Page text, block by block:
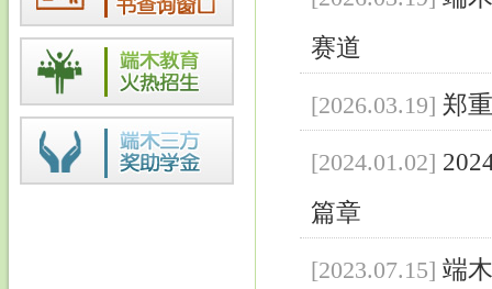
赛道
[2026.03.19] 郑
[2024.01.02]
篇章
[2023.07.15] 端